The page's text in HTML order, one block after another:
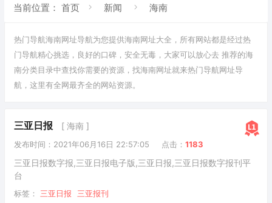
当前位置： 首页 新闻 海南
热门导航海南网址导航为您提供海南网址大全，所有网站都是经过热
门导航精心挑选，良好的口碑，安全无毒，大家可以放心去 推荐的海
南分类目录中查找你需要的资源，找海南网址就来热门导航网址导
航，这里有全网最齐全的网站资源。
三亚日报 [ 海南 ]
发布时间：2021年06月16日 22:57:05 点击： 1183
三亚日报数字报,三亚日报电子版,三亚日报,三亚日报数字报刊平
台
标签： 三亚日报 三亚报刊